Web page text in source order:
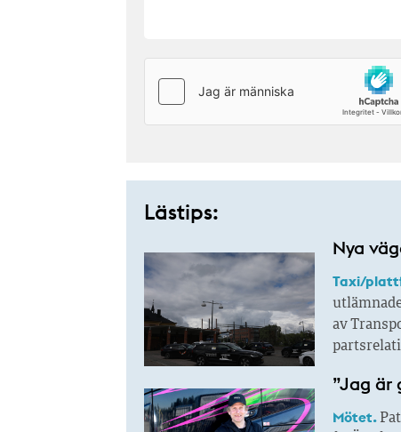
Lästips:
Nya
Taxi/
av
”Jag är
Mötet.